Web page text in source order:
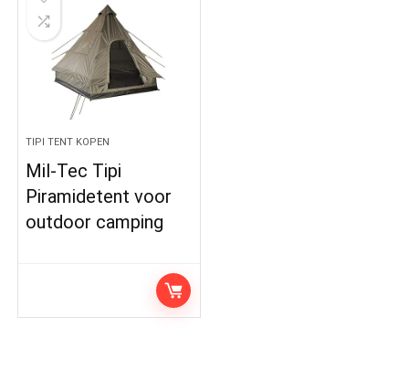
TIPI TENT KOPEN
Mil-Tec Tipi
Piramidetent voor
outdoor camping